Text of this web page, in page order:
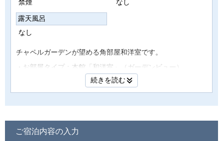
禁煙
なし
露天風呂
なし
チャペルガーデンが望める角部屋和洋室です。
・お部屋タイプ：本館「和洋室」（ガーデンビュー）
・面積 56㎡（ツインベッド+和室８畳）
・アメニティ：ハンドタオル/バスタオル/シャンプー・リン
ス/ボディソープ/歯ブラシ/髭剃り
続きを読む
ご宿泊内容の入力